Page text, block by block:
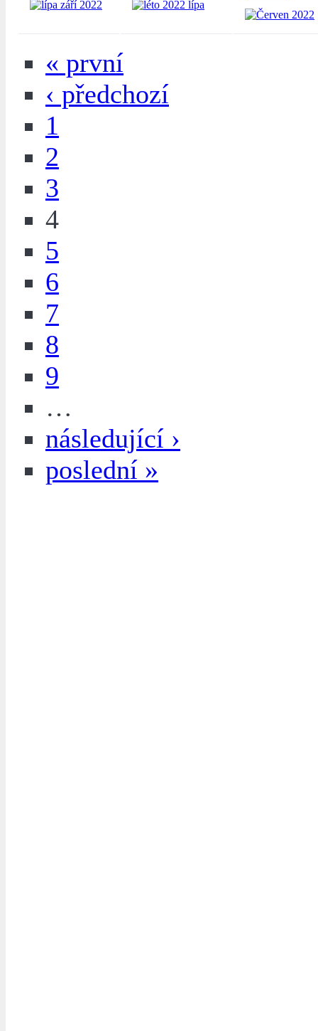
« první
‹ předchozí
1
2
3
4
5
6
7
8
9
…
následující ›
poslední »